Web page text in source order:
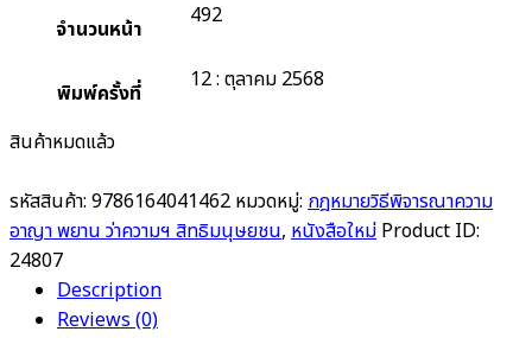
จำนวนหน้า 492
พิมพ์ครั้งที่ 12 : ตุลาคม 2568
สินค้าหมดแล้ว
รหัสสินค้า: 9786164041462 หมวดหมู่: กฎหมายวิธีพิจารณาความ
อาญา พยาน ว่าความฯ สิทธิมนุษยชน, หนังสือใหม่ Product ID:
24807
Description
Reviews (0)